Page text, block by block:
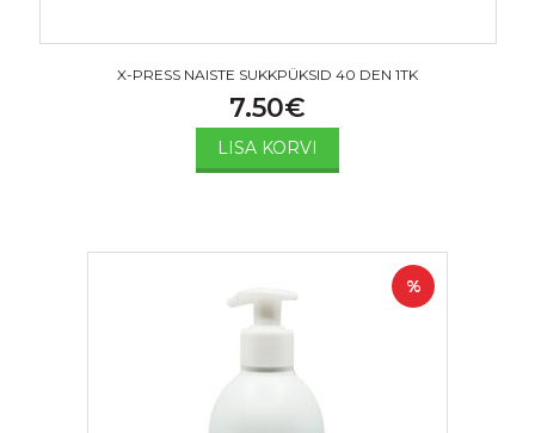
X-PRESS NAISTE SUKKPÜKSID 40 DEN 1TK
7.50€
LISA KORVI
%